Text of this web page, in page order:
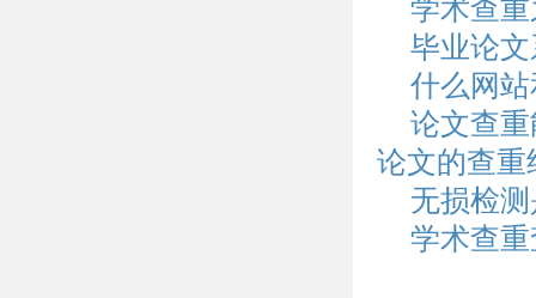
学术查
毕业论
什么网
论文查
论文的查重
无损检
学术查